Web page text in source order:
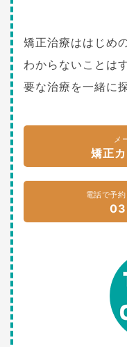
矯正治療ははじめ
わからないことは
要な治療を一緒に
メ
矯正
電話で予